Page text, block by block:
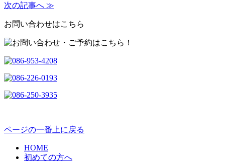
次の記事へ ≫
お問い合わせはこちら
ページの一番上に戻る
HOME
初めての方へ